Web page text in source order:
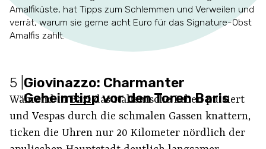
Amalfiküste, hat Tipps zum Schlemmen und Verweilen und
verrät, warum sie gerne acht Euro für das Signature-Obst
Amalfis zahlt.
5 Giovinazzo: Charmanter
Geheimtipp vor den Toren Baris
Während inBari das italienische Leben pulsiert
und Vespas durch die schmalen Gassen knattern,
ticken die Uhren nur 20 Kilometer nördlich der